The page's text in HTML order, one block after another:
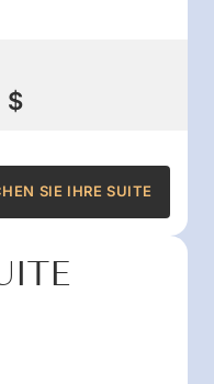
$
SIE IHRE SUITE